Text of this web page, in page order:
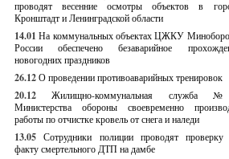
проводят весенние осмотры объектов в
Кронштадт и Ленинградской области
14.01 На коммунальных объектах ЦЖКУ
России обеспечено безаварийное
новогодних праздников
26.12О проведении противоаварийных тренировок
20.12
Жилищно-коммунальная служба
Министерства обороны своевременно
работы по отчистке кровель от снега и наледи
13.05 Сотрудники полиции проводят
факту смертельного ДТП на дамбе